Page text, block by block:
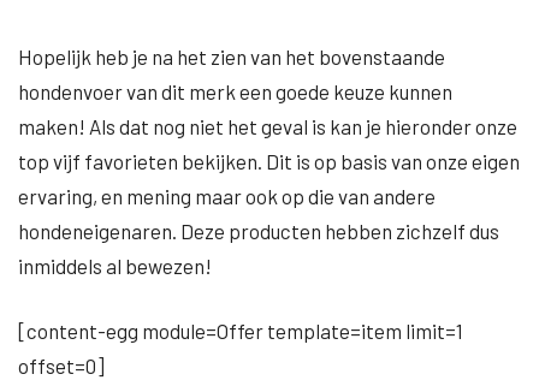
Hopelijk heb je na het zien van het bovenstaande
hondenvoer van dit merk een goede keuze kunnen
maken! Als dat nog niet het geval is kan je hieronder onze
top vijf favorieten bekijken. Dit is op basis van onze eigen
ervaring, en mening maar ook op die van andere
hondeneigenaren. Deze producten hebben zichzelf dus
inmiddels al bewezen!
[content-egg module=Offer template=item limit=1
offset=0]